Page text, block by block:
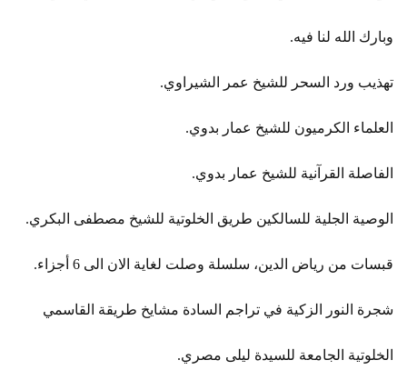
وبارك الله لنا فيه.
تهذيب ورد السحر للشيخ عمر الشيراوي.
العلماء الكرميون للشيخ عمار بدوي.
الفاصلة القرآنية للشيخ عمار بدوي.
الوصية الجلية للسالكين طريق الخلوتية للشيخ مصطفى البكري.
قبسات من رياض الدين، سلسلة وصلت لغاية الان الى 6 أجزاء.
شجرة النور الزكية في تراجم السادة مشايخ طريقة القاسمي
الخلوتية الجامعة للسيدة ليلى مصري.